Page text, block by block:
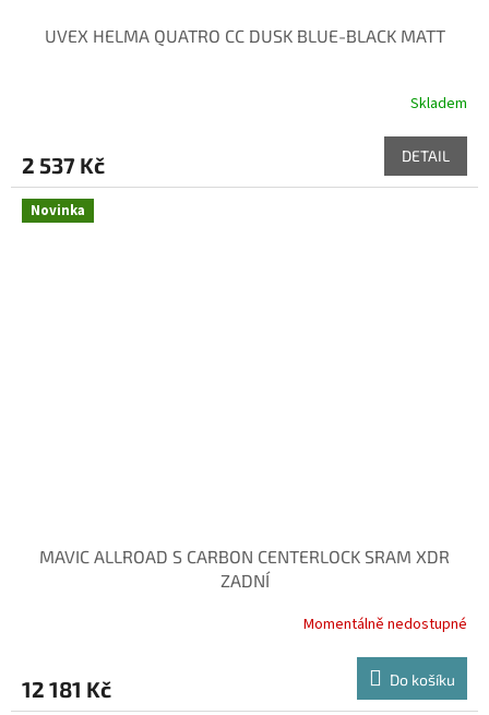
UVEX HELMA QUATRO CC DUSK BLUE-BLACK MATT
Skladem
2 537 Kč DETAIL
Novinka
MAVIC ALLROAD S CARBON CENTERLOCK SRAM XDR
ZADNÍ
Momentálně nedostupné
12 181 Kč Do košíku